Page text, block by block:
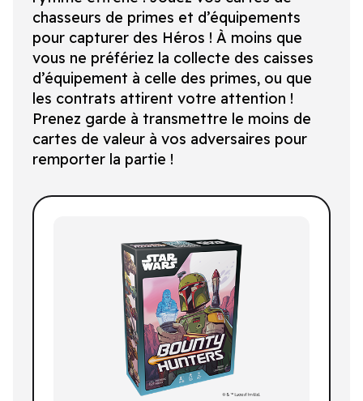
chasseurs de primes et d’équipements
pour capturer des Héros ! À moins que
vous ne préfériez la collecte des caisses
d’équipement à celle des primes, ou que
les contrats attirent votre attention !
Prenez garde à transmettre le moins de
cartes de valeur à vos adversaires pour
remporter la partie !